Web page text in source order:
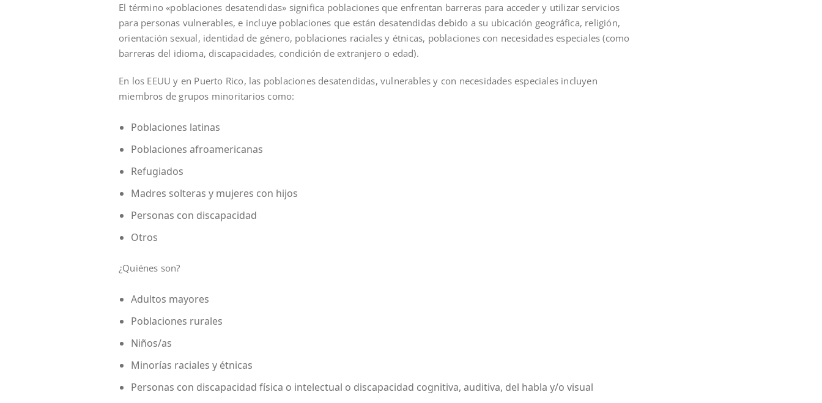
El término «poblaciones desatendidas» significa poblaciones que enfrentan barreras para acceder y utilizar servicios
para personas vulnerables, e incluye poblaciones que están desatendidas debido a su ubicación geográfica, religión,
orientación sexual, identidad de género, poblaciones raciales y étnicas, poblaciones con necesidades especiales (como
barreras del idioma, discapacidades, condición de extranjero o edad).
En los EEUU y en Puerto Rico, las poblaciones desatendidas, vulnerables y con necesidades especiales incluyen
miembros de grupos minoritarios como:
Poblaciones latinas
Poblaciones afroamericanas
Refugiados
Madres solteras y mujeres con hijos
Personas con discapacidad
Otros
¿Quiénes son?
Adultos mayores
Poblaciones rurales
Niños/as
Minorías raciales y étnicas
Personas con discapacidad física o intelectual o discapacidad cognitiva, auditiva, del habla y/o visual